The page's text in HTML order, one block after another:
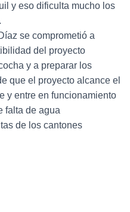
y eso dificulta mucho los
se comprometió a
del proyecto
y a preparar los
que el proyecto alcance el
y entre en funcionamiento
falta de agua
de los cantones